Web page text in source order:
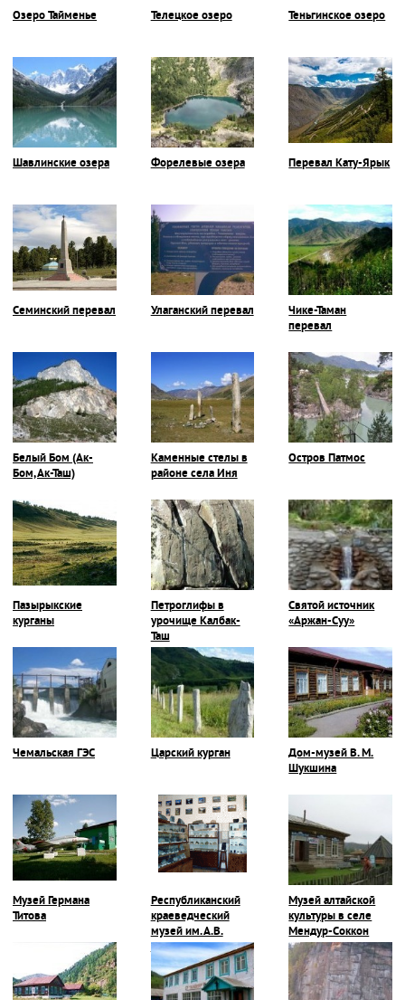
Озеро Тайменье Телецкое озеро Теньгинское озеро
Шавлинские озера Форелевые озера Перевал Кату-Ярык
Семинский перевал Улаганский перевал
Чике-Таман
перевал
Белый Бом (Ак-
Бом, Ак-Таш)
Каменные стелы в
районе села Иня
Остров Патмос
Пазырыкские
курганы
Петроглифы в
урочище Калбак-
Таш
Святой источник
«Аржан-Суу»
Чемальская ГЭС Царский курган
Дом-музей В. М.
Шукшина
Музей Германа
Титова
Республиканский
краеведческий
музей им. А.В.
Анохина
Музей алтайской
культуры в селе
Мендур-Соккон